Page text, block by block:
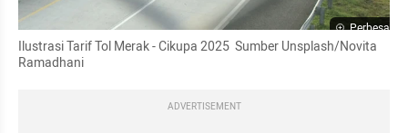
Perbesar
Ilustrasi Tarif Tol Merak - Cikupa 2025  Sumber Unsplash/Novita
Ramadhani
ADVERTISEMENT